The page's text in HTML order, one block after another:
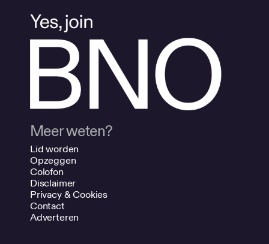
Meer weten?
Lid worden
Opzeggen
Colofon
Disclaimer
Privacy & Cookies
Contact
Adverteren